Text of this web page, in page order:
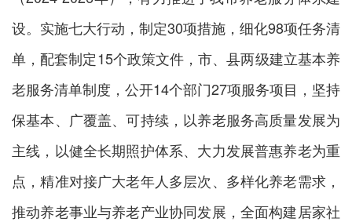
设。实施七大行动，制定30项措施，细化98项任务清
单，配套制定15个政策文件，市、县两级建立基本养
老服务清单制度，公开14个部门27项服务项目，坚持
保基本、广覆盖、可持续，以养老服务高质量发展为
主线，以健全长期照护体系、大力发展普惠养老为重
点，精准对接广大老年人多层次、多样化养老需求，
推动养老事业与养老产业协同发展，全面构建居家社